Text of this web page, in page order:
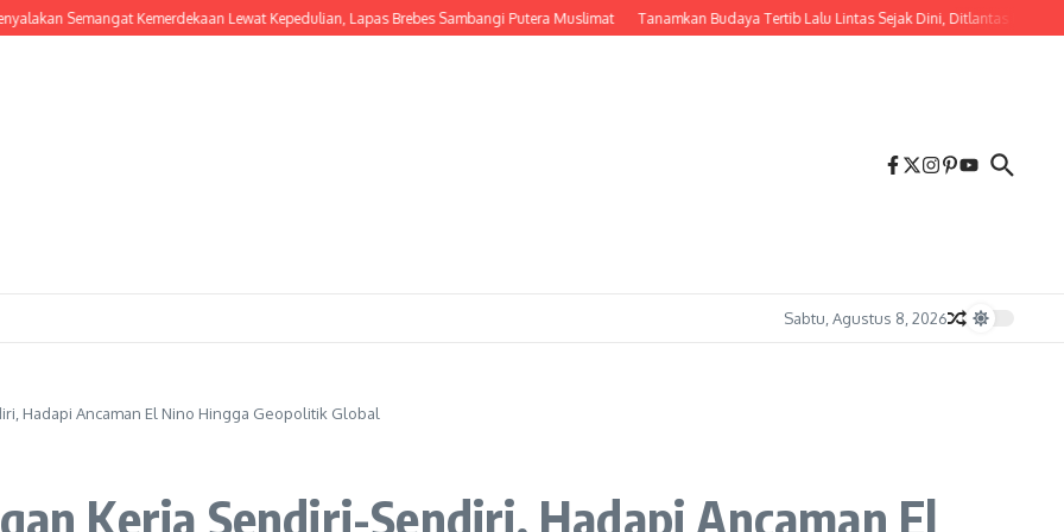
Semangat Kemerdekaan Lewat Kepedulian, Lapas Brebes Sambangi Putera Muslimat Tanamkan Budaya Tertib Lalu Lintas Sejak Dini, Ditlantas Polda NTB
Sabtu, Agustus 8, 2026
Hadapi Ancaman El Nino Hingga Geopolitik Global
Kerja Sendiri-Sendiri, Hadapi Ancaman El